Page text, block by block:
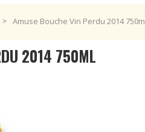
Amuse Bouche Vin Perdu 2014
2014 750ML